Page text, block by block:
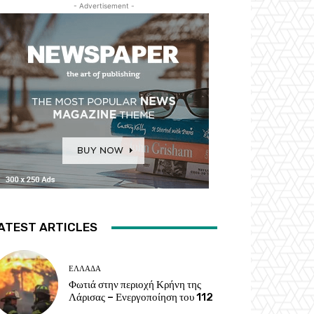
- Advertisement -
ARTICLES
ΕΛΛΑΔΑ
Φωτιά στην περιοχή Κρήνη της
Λάρισας – Ενεργοποίηση του 112